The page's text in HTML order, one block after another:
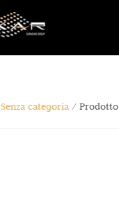
Senza categoria/ Prodotto